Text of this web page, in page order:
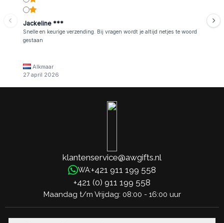
Jackeline ***
Snelle en keurige verzending. Bij vragen wordt je altijd netjes te woord
gestaan
Alkmaar
27 april 2026
klantenservice@awgifts.nl
WA:+421 911 199 558
+421 (0) 911 199 558
Maandag t/m Vrijdag: 08:00 - 16:00 uur